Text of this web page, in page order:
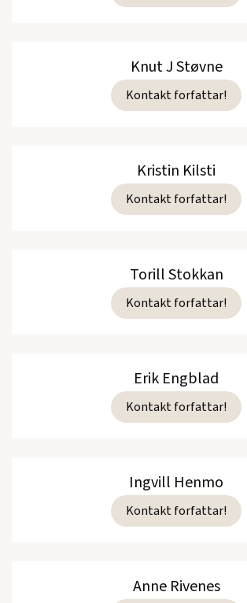
Knut J Støvne
Kontakt forfattar!
Kristin Kilsti
Kontakt forfattar!
Torill Stokkan
Kontakt forfattar!
Erik Engblad
Kontakt forfattar!
Ingvill Henmo
Kontakt forfattar!
Anne Rivenes